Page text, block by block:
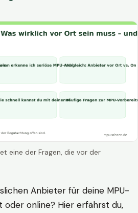
eine der Fragen, die vor der
Anbieter für deine MPU-
online? Hier erfährst du,